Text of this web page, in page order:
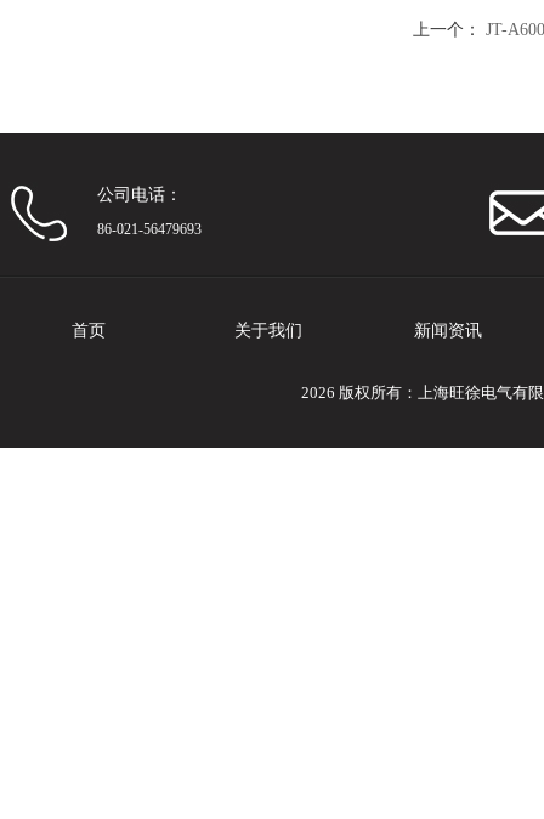
上一个： JT-
公司电话：
86-021-56479693
首页 关于我们 新闻资讯
2026 版权所有：上海旺徐电气有